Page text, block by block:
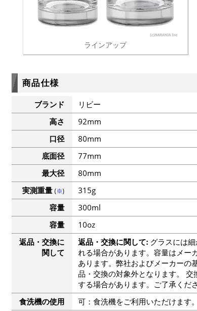
ラインアップ
商品仕様
ブランド
リビー
高さ
92mm
口径
80mm
底面径
77mm
最大径
80mm
実測重量 (※)
315g
容量
300ml
容量
10oz
返品・交換に
関して
返品・交換に関して:グラスには細
れる場合があります。容量はメー
あります。弊社およびメーカーの
品・交換の対象外となります。
する場合があります。ご了承くださ
食洗機の使用
可：食洗機をご利用いただけます。